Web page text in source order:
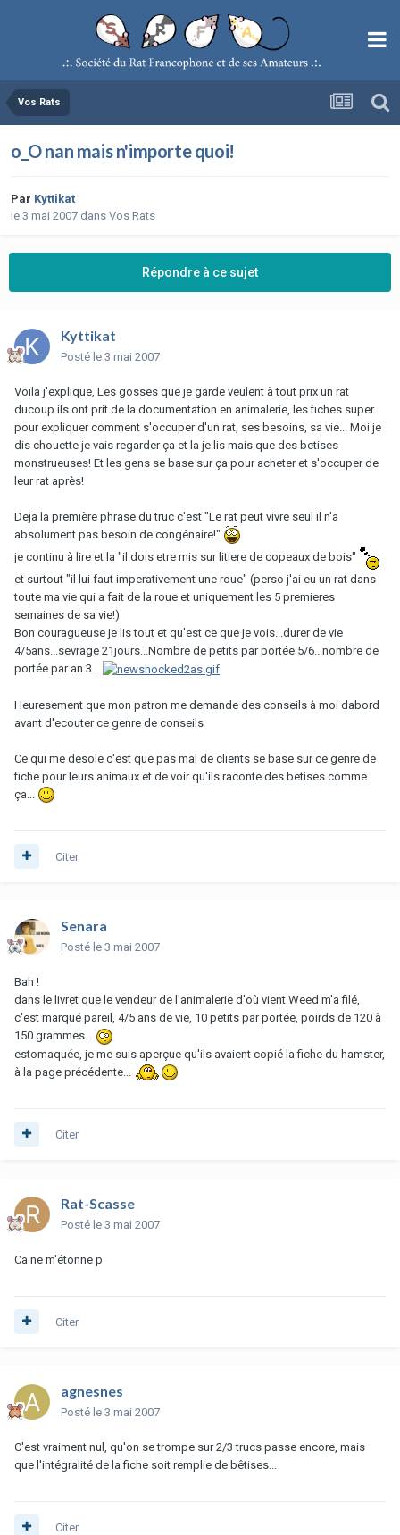
Vos Rats
o_O nan mais n'importe quoi!
Par Kyttikat
le 3 mai 2007 dans Vos Rats
Répondre à ce sujet
Kyttikat
Posté le 3 mai 2007
Voila j'explique, Les gosses que je garde veulent à tout prix un rat
ducoup ils ont prit de la documentation en animalerie, les fiches super
pour expliquer comment s'occuper d'un rat, ses besoins, sa vie... Moi je
dis chouette je vais regarder ça et la je lis mais que des betises
monstrueuses! Et les gens se base sur ça pour acheter et s'occuper de
leur rat après!
Deja la première phrase du truc c'est "Le rat peut vivre seul il n'a
absolument pas besoin de congénaire!"
je continu à lire et la "il dois etre mis sur litiere de copeaux de bois"
et surtout "il lui faut imperativement une roue" (perso j'ai eu un rat dans
toute ma vie qui a fait de la roue et uniquement les 5 premieres
semaines de sa vie!)
Bon couragueuse je lis tout et qu'est ce que je vois...durer de vie
4/5ans...sevrage 21jours...Nombre de petits par portée 5/6...nombre de
portée par an 3...
Heuresement que mon patron me demande des conseils à moi dabord
avant d'ecouter ce genre de conseils
Ce qui me desole c'est que pas mal de clients se base sur ce genre de
fiche pour leurs animaux et de voir qu'ils raconte des betises comme
ça...
Citer
Senara
Posté le 3 mai 2007
Bah !
dans le livret que le vendeur de l'animalerie d'où vient Weed m'a filé,
c'est marqué pareil, 4/5 ans de vie, 10 petits par portée, poirds de 120 à
150 grammes...
estomaquée, je me suis aperçue qu'ils avaient copié la fiche du hamster,
à la page précédente...
Citer
Rat-Scasse
Posté le 3 mai 2007
Ca ne m'étonne p
Citer
agnesnes
Posté le 3 mai 2007
C'est vraiment nul, qu'on se trompe sur 2/3 trucs passe encore, mais
que l'intégralité de la fiche soit remplie de bêtises...
Citer